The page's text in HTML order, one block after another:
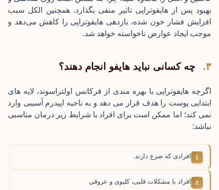
بهبود پس از هایفوتراپی تاثیر منفی بگذارد. همچنین الکل سبب
افزایش فشار خون شده، بازدهی هایفوتراپی را کاهش می‌دهد و
موجب ایجاد عوارض ناخواسته خواهد شد.
چه کسانی نباید هایفو انجام دهند؟
اگرچه هایفوتراپی با بهره مندی از فرکانس اولتراسوند، لایه های
ابتدایی پوست را هدف قرار می دهد و به ناحیه اپیدرم آسیبی وارد
نمی کند؛ اما ممکن است برای افراد با شرایط زیر درمان مناسبی
نباشد:
افرادی که صرع دارند.
افراد با مشکلات قلبی، کلیوی و عروقی